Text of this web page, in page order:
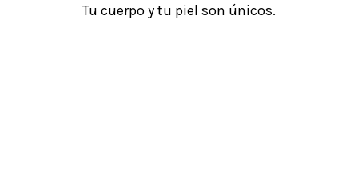
Tu cuerpo y tu piel son únicos.